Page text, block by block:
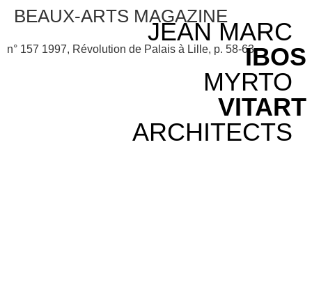
JEAN MARC
IBOS
MYRTO
VITART
ARCHITECTS
BEAUX-ARTS MAGAZINE
n° 157 1997, Révolution de Palais à Lille, p. 58-63